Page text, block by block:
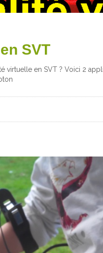
SVT
virtuelle en SVT ? Voici 2